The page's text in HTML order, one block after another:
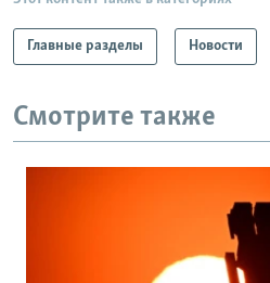
Главные разделы Новости
Смотрите также